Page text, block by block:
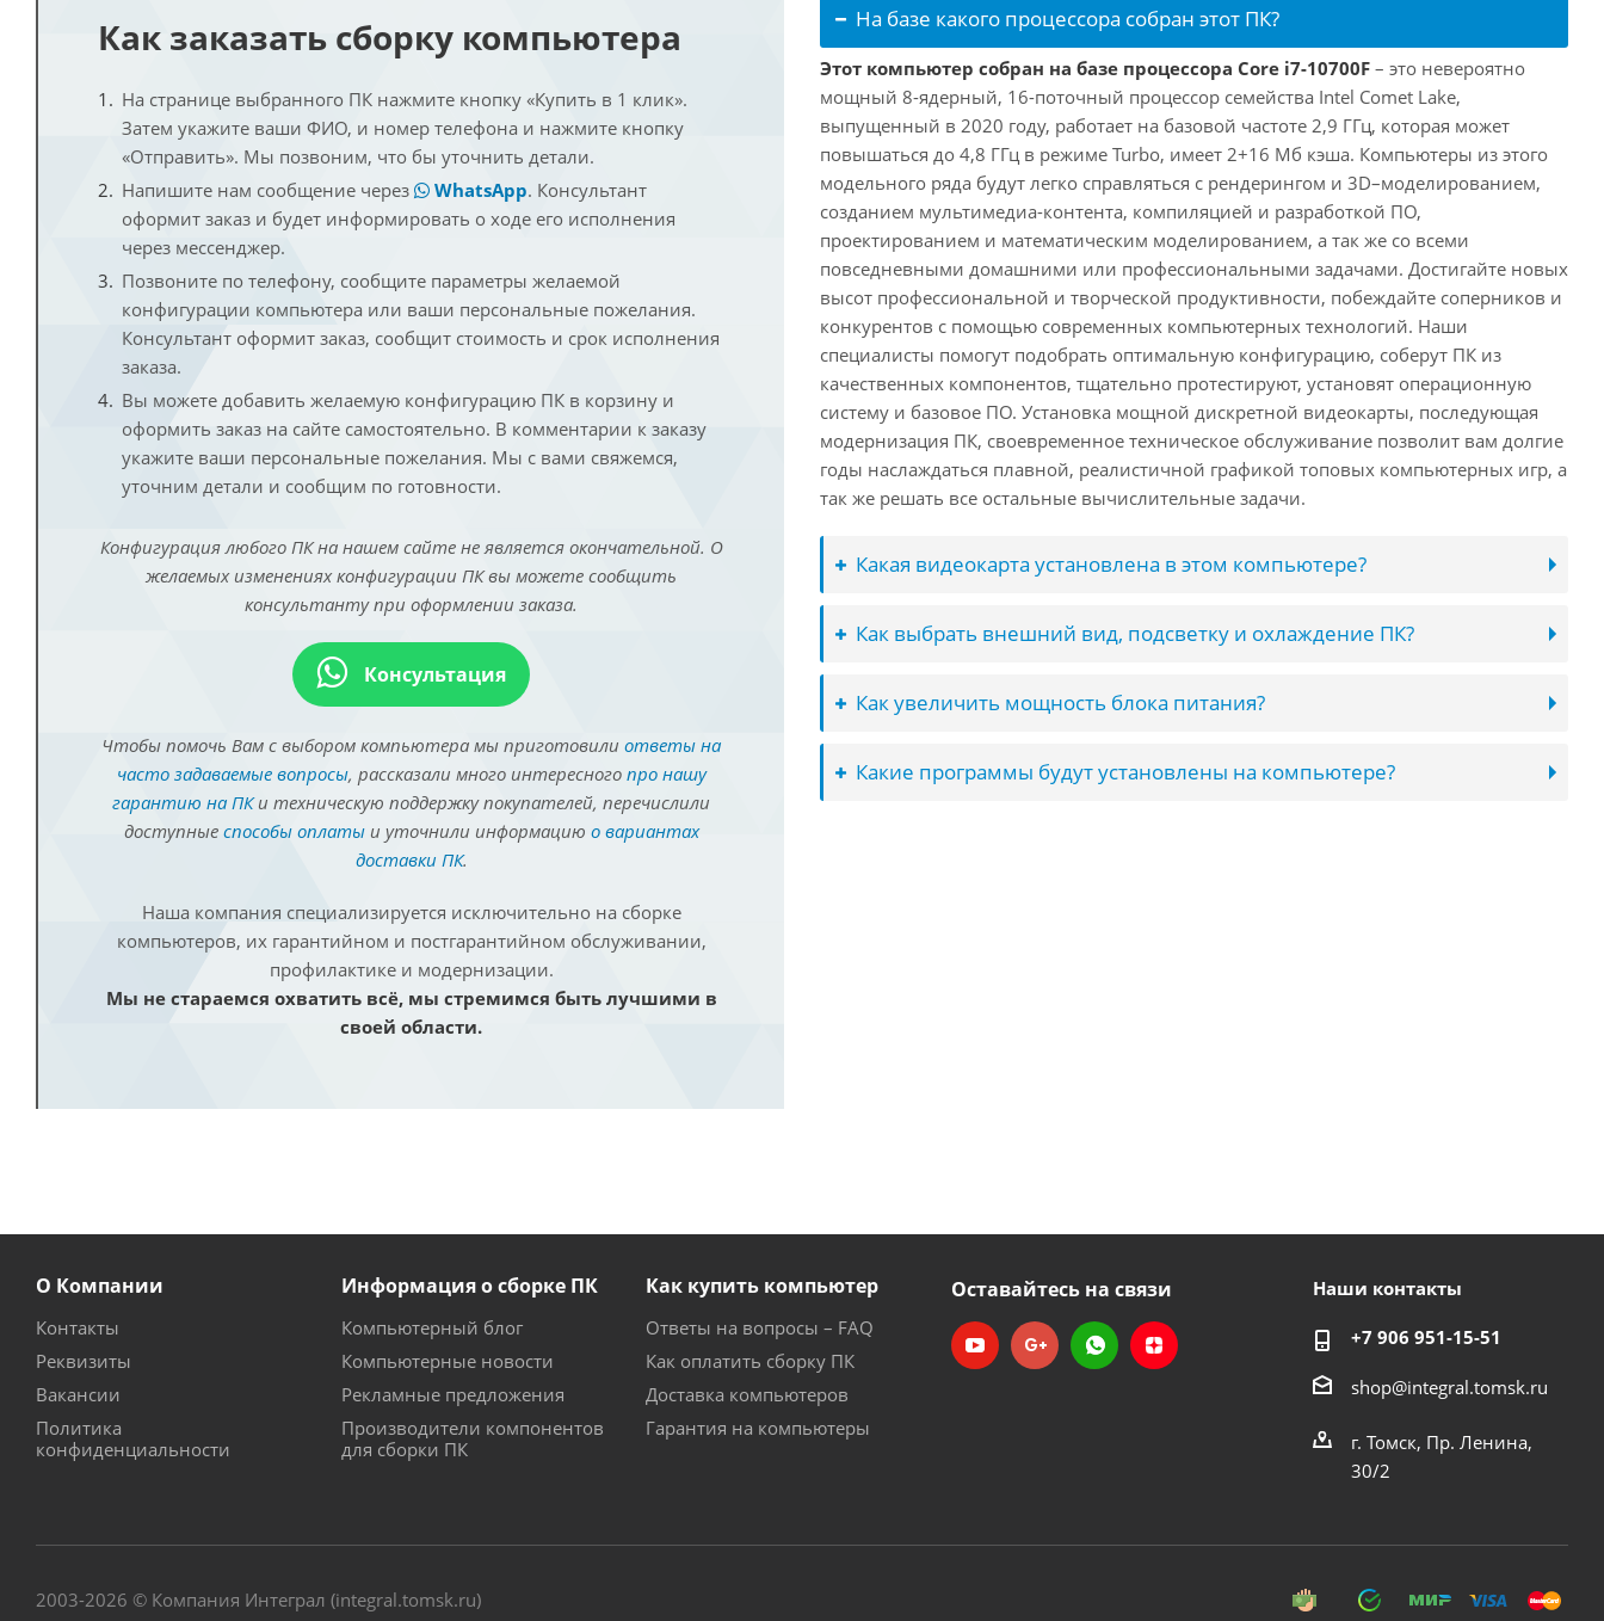
Как заказать сборку компьютера
На странице выбранного ПК нажмите кнопку «Купить в 1 клик».
Затем укажите ваши ФИО, и номер телефона и нажмите кнопку
«Отправить». Мы позвоним, что бы уточнить детали.
Напишите нам сообщение через
WhatsApp. Консультант
оформит заказ и будет информировать о ходе его исполнения
через мессенджер.
Позвоните по телефону, сообщите параметры желаемой
конфигурации компьютера или ваши персональные пожелания.
Консультант оформит заказ, сообщит стоимость и срок исполнения
заказа.
Вы можете добавить желаемую конфигурацию ПК в корзину и
оформить заказ на сайте самостоятельно. В комментарии к заказу
укажите ваши персональные пожелания. Мы с вами свяжемся,
уточним детали и сообщим по готовности.
Конфигурация любого ПК на нашем сайте не является окончательной. О
желаемых изменениях конфигурации ПК вы можете сообщить
консультанту при оформлении заказа.
Консультация
Чтобы помочь Вам с выбором компьютера мы приготовили ответы на
часто задаваемые вопросы, рассказали много интересного про нашу
гарантию на ПКи техническую поддержку покупателей, перечислили
доступные способы оплатыи уточнили информацию о вариантах
доставки ПК.
Наша компания специализируется исключительно на сборке
компьютеров, их гарантийном и постгарантийном обслуживании,
профилактике и модернизации.
Мы не стараемся охватить всё, мы стремимся быть лучшими в
своей области.
На базе какого процессора собран этот ПК?
Этот компьютер собран на базе процессора Core i7-10700F – это невероятно
мощный 8-ядерный, 16-поточный процессор семейства Intel Comet Lake,
выпущенный в 2020 году, работает на базовой частоте 2,9 ГГц, которая может
повышаться до 4,8 ГГц в режиме Turbo, имеет 2+16 Мб кэша. Компьютеры из этого
модельного ряда будут легко справляться с рендерингом и 3D–моделированием,
созданием мультимедиа-контента, компиляцией и разработкой ПО,
проектированием и математическим моделированием, а так же со всеми
повседневными домашними или профессиональными задачами. Достигайте новых
высот профессиональной и творческой продуктивности, побеждайте соперников и
конкурентов с помощью современных компьютерных технологий. Наши
специалисты помогут подобрать оптимальную конфигурацию, соберут ПК из
качественных компонентов, тщательно протестируют, установят операционную
систему и базовое ПО. Установка мощной дискретной видеокарты, последующая
модернизация ПК, своевременное техническое обслуживание позволит вам долгие
годы наслаждаться плавной, реалистичной графикой топовых компьютерных игр, а
так же решать все остальные вычислительные задачи.
Какая видеокарта установлена в этом компьютере?
Как выбрать внешний вид, подсветку и охлаждение ПК?
Как увеличить мощность блока питания?
Какие программы будут установлены на компьютере?
О Компании
Контакты
Реквизиты
Вакансии
Политика
конфиденциальности
Информация о сборке ПК
Компьютерный блог
Компьютерные новости
Рекламные предложения
Производители компонентов
для сборки ПК
Как купить компьютер
Ответы на вопросы – FAQ
Как оплатить сборку ПК
Доставка компьютеров
Гарантия на компьютеры
Оставайтесь на связи Наши контакты
+7 906 951-15-51
shop@integral.tomsk.ru
г. Томск, Пр. Ленина,
30/2
2003-2026 © Компания Интеграл (integral.tomsk.ru)